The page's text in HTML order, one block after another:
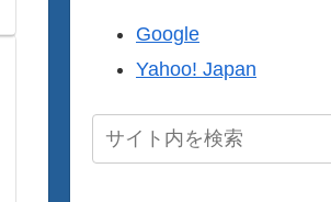
Google
Yahoo! Japan